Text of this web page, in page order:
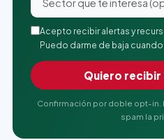
Acepto recibir alertas y
Puedo darme de baja
Quiero recibir
Confirmación por doble opt-in.
spam la